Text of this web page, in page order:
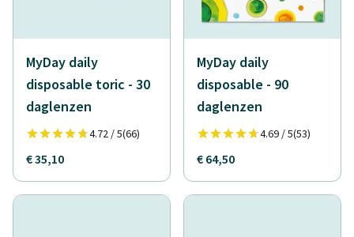
MyDay daily
disposable toric - 30
daglenzen
4.72 / 5(66)
€ 35,10
MyDay daily
disposable - 90
daglenzen
4.69 / 5(53)
€ 64,50